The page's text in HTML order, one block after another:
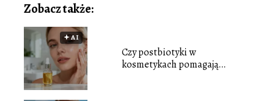
Zobacz także:
🟅 AI
Czy postbiotyki w
kosmetykach pomagają